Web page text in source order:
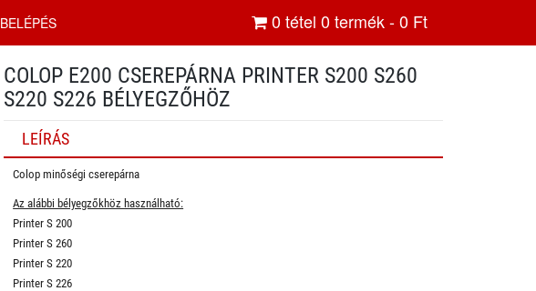
BELÉPÉS 0tétel 0termék -0 Ft
COLOP E200 CSEREPÁRNA PRINTER S200 S260
S220 S226 BÉLYEGZŐHÖZ
LEÍRÁS
Colop minőségi cserepárna
Az alábbi bélyegzőkhöz használható:
Printer S 200
Printer S 260
Printer S 220
Printer S 226